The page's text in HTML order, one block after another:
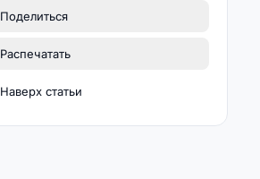
Поделиться
Распечатать
Наверх статьи